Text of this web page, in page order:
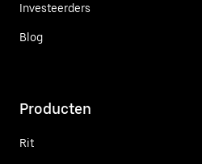
Investeerders
Blog
Producten
Rit